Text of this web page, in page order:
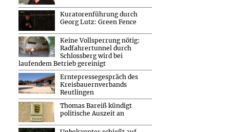
Kuratorenführung durch
Georg Lutz: Green Fence
Keine Vollsperrung nötig:
Radfahrertunnel durch
Schlossberg wird bei
laufendem Betrieb gereinigt
Erntepressegespräch des
Kreisbauernverbands
Reutlingen
Thomas Bareiß kündigt
politische Auszeit an